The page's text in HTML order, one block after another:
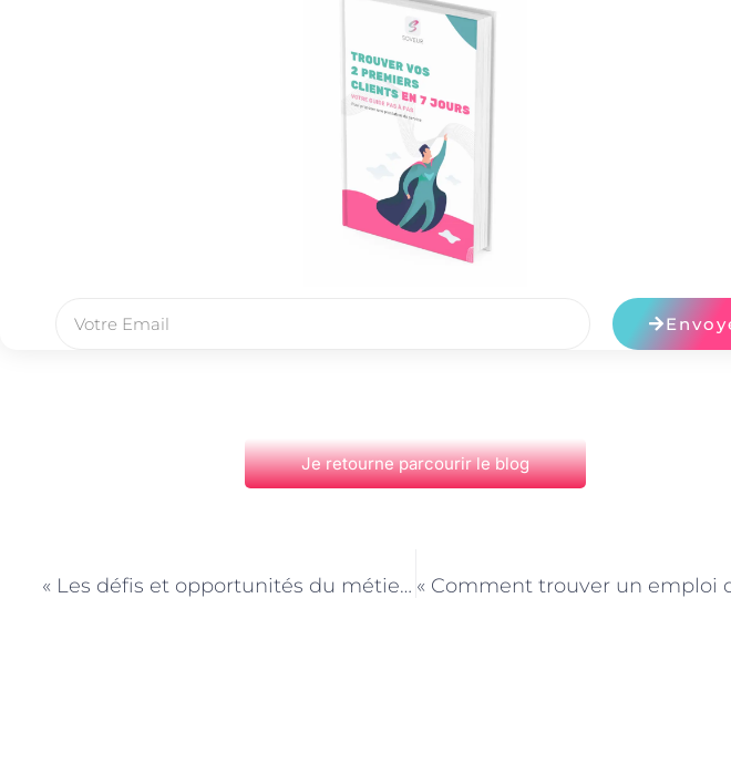
Je retourne parcourir le blog
« Les défis et opportunités du métier de Service à la personne à Paris »